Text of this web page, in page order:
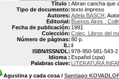
Título : Abran cancha que
Tipo de documento: texto impreso
Autores: Adela BASCH ,
Editorial: Buenos Aires :
Fecha de publicación: 1991
Colección: Colec. Libros del
Número de páginas: 80 p.
Il.: il
ISBN/ISSN/DL: 978-950-581-543-2
Idioma : Español (spa)
Palabras clave: LITERATURA
Agustina y cada cosa / Santiago